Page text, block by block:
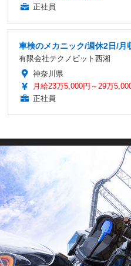
正社員
車検のメカニック/週休2日/月
有限会社テクノピット西湘
神奈川県
月給23万5,000円～29万
正社員